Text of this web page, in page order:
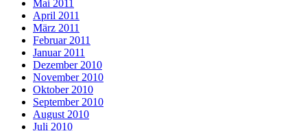
Mai 2011
April 2011
März 2011
Februar 2011
Januar 2011
Dezember 2010
November 2010
Oktober 2010
September 2010
August 2010
Juli 2010